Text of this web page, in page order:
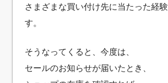
さまざまな買い付け先に当たった経
す。
そうなってくると、今度は、
セールのお知らせが届いたとき、